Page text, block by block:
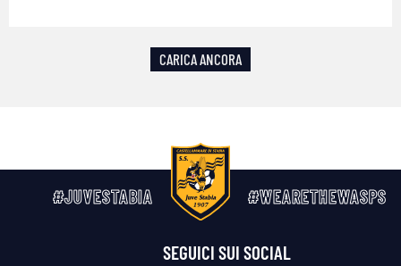
CARICA ANCORA
#JUVESTABIA #WEARETHEWASPS
SEGUICI SUI SOCIAL